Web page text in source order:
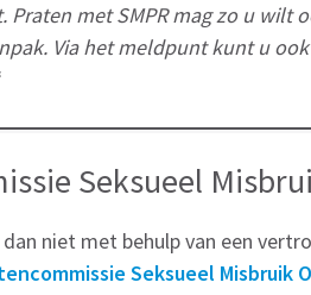
met SMPR mag zo u wilt
Via het meldpunt kunt u
Seksueel
niet met behulp van een
Seksueel Misbruik